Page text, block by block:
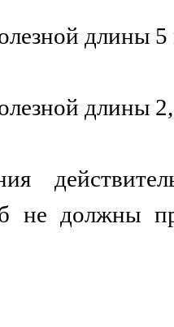
длины
длины
не должны